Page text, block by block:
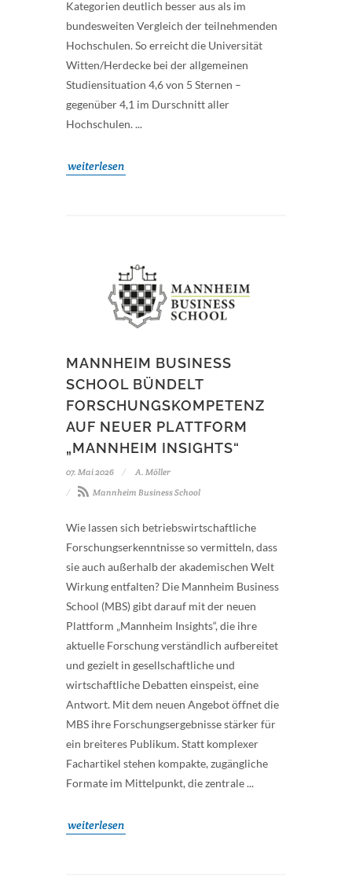
Kategorien deutlich besser aus als im
bundesweiten Vergleich der teilnehmenden
Hochschulen. So erreicht die Universität
Witten/Herdecke bei der allgemeinen
Studiensituation 4,6 von 5 Sternen –
gegenüber 4,1 im Durschnitt aller
Hochschulen. ...
weiterlesen
MANNHEIM BUSINESS
SCHOOL BÜNDELT
FORSCHUNGSKOMPETENZ
AUF NEUER PLATTFORM
„MANNHEIM INSIGHTS“
07. Mai 2026
A. Möller
Mannheim Business School
Wie lassen sich betriebswirtschaftliche
Forschungserkenntnisse so vermitteln, dass
sie auch außerhalb der akademischen Welt
Wirkung entfalten? Die Mannheim Business
School (MBS) gibt darauf mit der neuen
Plattform „Mannheim Insights“, die ihre
aktuelle Forschung verständlich aufbereitet
und gezielt in gesellschaftliche und
wirtschaftliche Debatten einspeist, eine
Antwort. Mit dem neuen Angebot öffnet die
MBS ihre Forschungsergebnisse stärker für
ein breiteres Publikum. Statt komplexer
Fachartikel stehen kompakte, zugängliche
Formate im Mittelpunkt, die zentrale ...
weiterlesen